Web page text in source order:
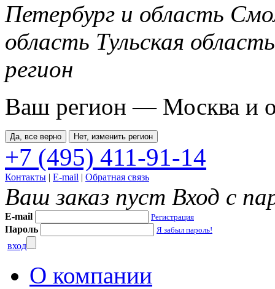
Петербург и область
область Тульская область
регион
Ваш регион — Москва и
Да, все верно Нет, изменить регион
+7 (495) 411-91-14
Контакты | E-mail | Обратная связь
Ваш заказ пуст Вход с
E-mail Регистрация
Пароль Я забыл пароль!
вход
О компании